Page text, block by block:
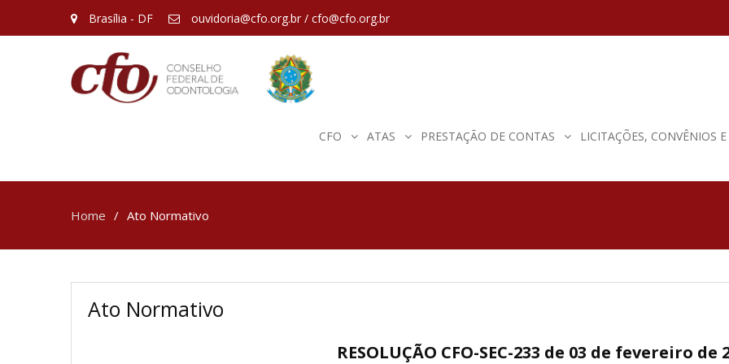
Brasília - DF ouvidoria@cfo.org.br / cfo@cfo.org.br
CFO ATAS PRESTAÇÃO DE CONTAS LICITAÇÕES, CONVÊNIOS
Home Ato Normativo
Ato Normativo
RESOLUÇÃO CFO-SEC-233 de 03 de fevereiro de